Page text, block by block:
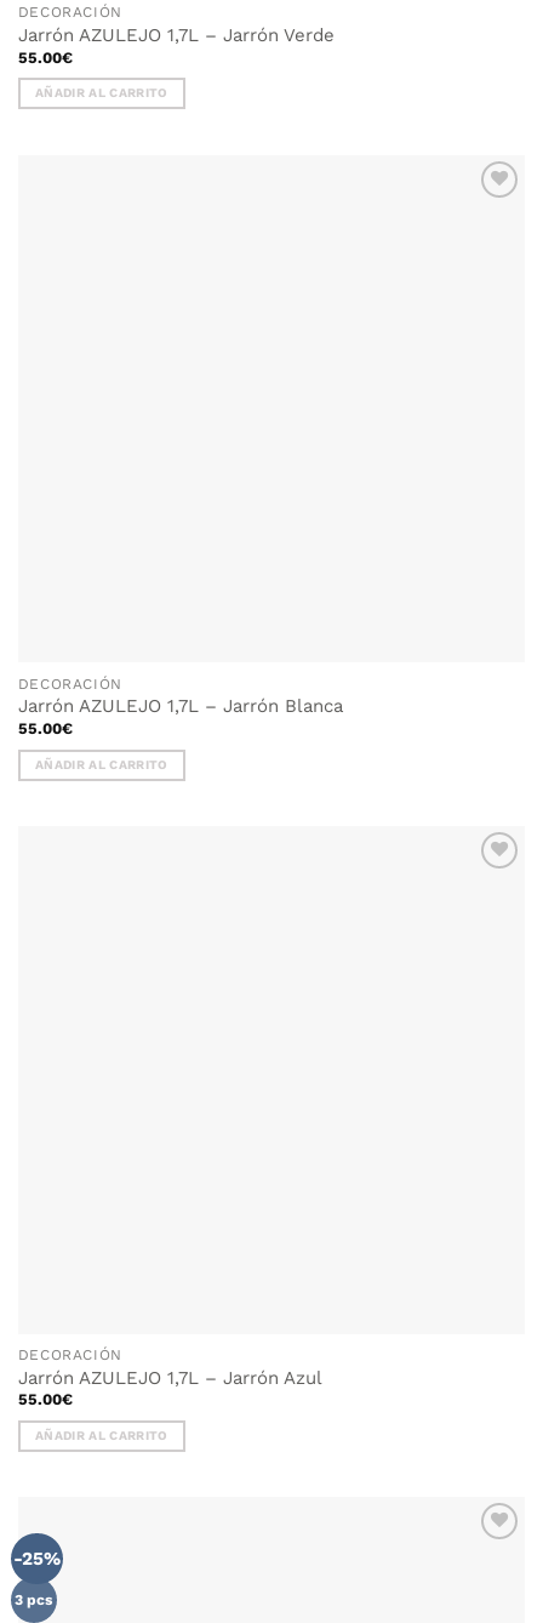
DECORACIÓN
Jarrón AZULEJO 1,7L – Jarrón Verde
55.00€
AÑADIR AL CARRITO
DECORACIÓN
Jarrón AZULEJO 1,7L – Jarrón Blanca
55.00€
AÑADIR AL CARRITO
DECORACIÓN
Jarrón AZULEJO 1,7L – Jarrón Azul
55.00€
AÑADIR AL CARRITO
-25%
3 pcs